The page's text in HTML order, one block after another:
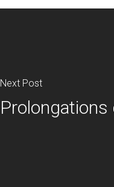
Next Post
Prolongations